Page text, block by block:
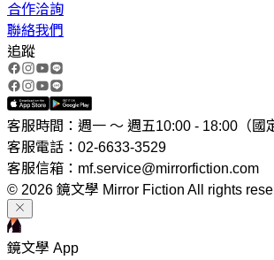
合作洽詢
聯絡我們
追蹤
客服時間：週一 ～ 週五10:00 - 18:00（國
客服電話：02-6633-3529
客服信箱：mf.service@mirrorfiction.com
© 2026 鏡文學 Mirror Fiction All rights
鏡文學 App